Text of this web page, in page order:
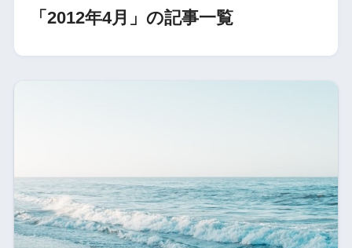
「2012年4月」の記事一覧